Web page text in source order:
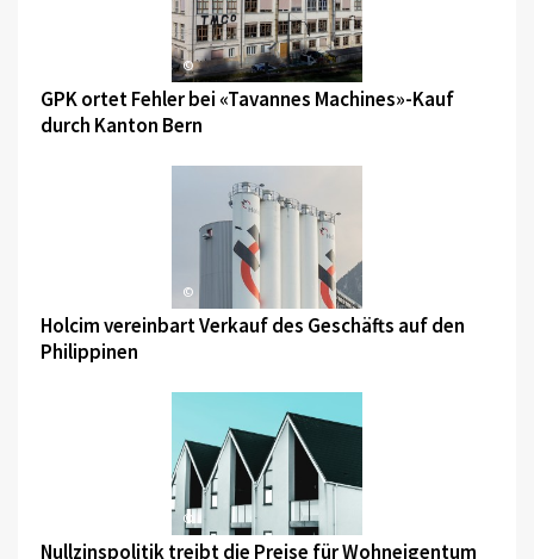
©
GPK ortet Fehler bei «Tavannes Machines»-Kauf
durch Kanton Bern
©
Holcim vereinbart Verkauf des Geschäfts auf den
Philippinen
©
Nullzinspolitik treibt die Preise für Wohneigentum